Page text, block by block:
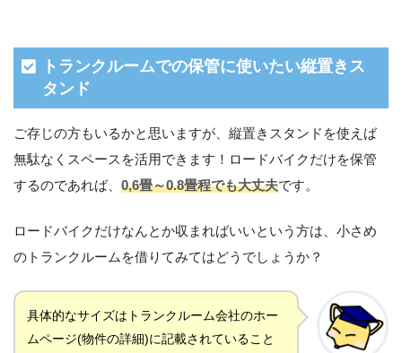
トランクルームでの保管に使いたい縦置きス
タンド
ご存じの方もいるかと思いますが、縦置きスタンドを使えば
無駄なくスペースを活用できます！ロードバイクだけを保管
するのであれば、 0,6畳～0.8畳程でも大丈夫です。
ロードバイクだけなんとか収まればいいという方は、小さめ
のトランクルームを借りてみてはどうでしょうか？
具体的なサイズはトランクルーム会社のホー
ムページ(物件の詳細)に記載されていること